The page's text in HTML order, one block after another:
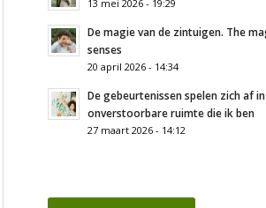
13 mei 2026 - 19:29
De magie van de zintuigen. The
senses
20 april 2026 - 14:34
De gebeurtenissen spelen zich af
onverstoorbare ruimte die ik ben
27 maart 2026 - 14:12